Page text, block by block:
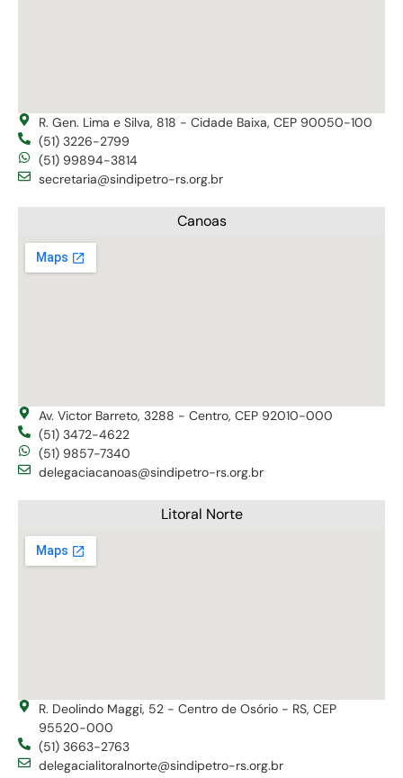
R. Gen. Lima e Silva, 818 - Cidade Baixa, CEP 90050-100
(51) 3226-2799
(51) 99894-3814
secretaria@sindipetro-rs.org.br
Canoas
Av. Victor Barreto, 3288 - Centro, CEP 92010-000
(51) 3472-4622
(51) 9857-7340
delegaciacanoas@sindipetro-rs.org.br
Litoral Norte
R. Deolindo Maggi, 52 - Centro de Osório - RS, CEP
95520-000
(51) 3663-2763
delegacialitoralnorte@sindipetro-rs.org.br